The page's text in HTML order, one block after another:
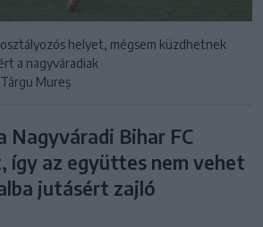
helyet, mégsem küzdhetnek
a nagyváradiak
Târgu Mureș
Bihar FC
így az együttes nem vehet
jutásért zajló